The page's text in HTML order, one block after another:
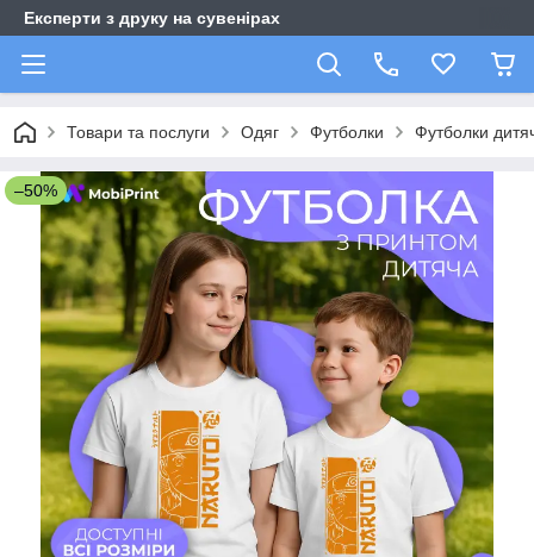
Експерти з друку на сувенірах
Товари та послуги Одяг Футболки Футболки
–50%